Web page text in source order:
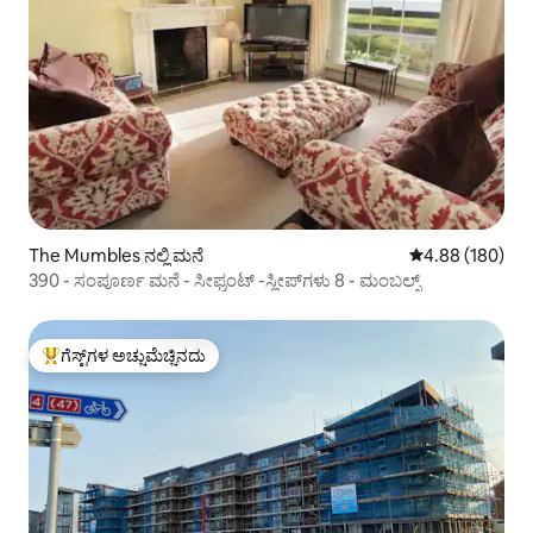
The Mumbles ನಲ್ಲಿ ಮನೆ 5 ರಲ್ಲಿ 4.88
4.88 (180)
390 - ಸಂಪೂರ್ಣ ಮನೆ - ಸೀಫ್ರಂಟ್ -ಸ್ಲೀಪ್‌ಗಳು 8 - ಮಂಬಲ್ಸ್
ಗೆಸ್ಟ್‌ಗಳಿಗೆ ಅತಿ ಹೆಚ್ಚು ಅಚ್ಚುಮೆಚ್ಚಿನದು
ಗೆಸ್ಟ್‌ಗಳ ಅಚ್ಚುಮೆಚ್ಚಿನದು